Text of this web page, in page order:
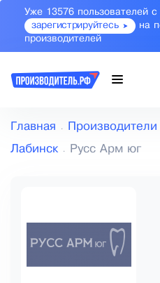
Уже 13576 пользователей с
зарегистрируйтесь
на
производителей
Главная Производители
Лабинск Русс Арм юг